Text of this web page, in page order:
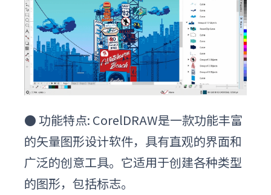
● 功能特点: CorelDRAW是一款功能丰富
的矢量图形设计软件，具有直观的界面和
广泛的创意工具。它适用于创建各种类型
的图形，包括标志。